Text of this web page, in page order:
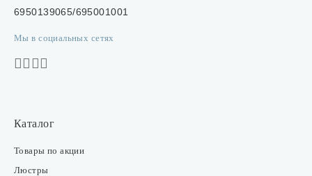
6950139065/695001001
Мы в социальных сетях
Каталог
Товары по акции
Люстры